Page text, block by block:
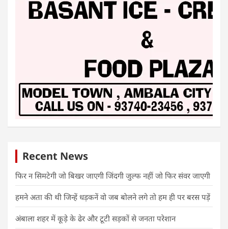
Recent News
फिर न सिमटेगी जो बिखर जाएगी जिंदगी जुल्फ नहीं जो फिर संवर जाएगी
हमने अता की थी जिन्हें धड़कनें वो जब बोलने लगे तो हम ही पर बरस पड़ें
अंबाला शहर में कूड़े के ढेर और टूटी सड़कों से जनता परेशान